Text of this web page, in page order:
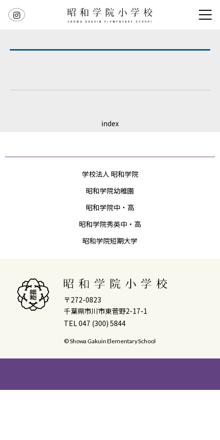
index
学校法人 昭和学院
昭和学院幼稚園
昭和学院中・高
昭和学院秀英中・高
昭和学院短期大学
〒272-0823
千葉県市川市東菅野2-17-1
TEL 047 (300) 5844
© Showa Gakuin Elementary School